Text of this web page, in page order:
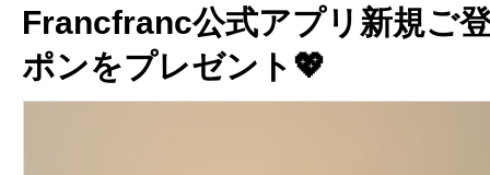
Francfranc公式アプリ新規ご
ポンをプレゼント💖